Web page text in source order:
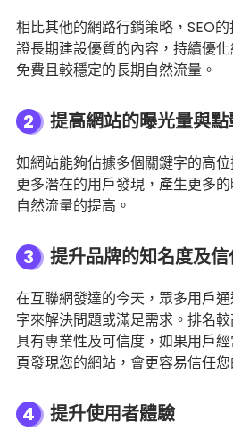
相比其他的網路行銷策略，SEO
證長期建設優質的內容，持續優
免費且較穩定的長期自然流量。
2 提高網站的曝光量與
如網站能夠佔據多個關鍵字的高
更多潛在的用戶發現，產生更多
自然流量的提高。
3 提升品牌的知名度及
在互聯網發達的今天，眾多用戶
字來解決問題或滿足需求。排名
具有專業性及可信度，如果用戶
頁發現您的網站，會更容易信任
4 提升使用者體驗